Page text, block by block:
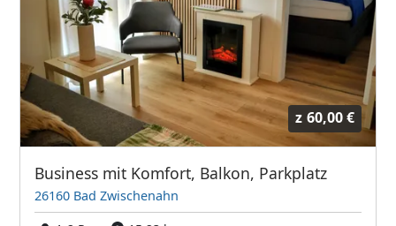
z 60,00 €
Business mit Komfort, Balkon, Parkplatz
26160 Bad Zwischenahn